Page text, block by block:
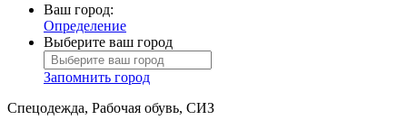
Ваш город:
Определение
Выберите ваш город
Запомнить город
Спецодежда, Рабочая обувь, СИЗ